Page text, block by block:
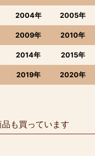
2004年 2005年
2009年 2010年
2014年 2015年
2019年 2020年
も買っています